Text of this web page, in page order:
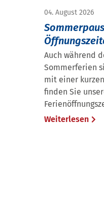
04. August 2026
Auch während
Sommerferien
mit einer
finden Sie
Weiterlesen